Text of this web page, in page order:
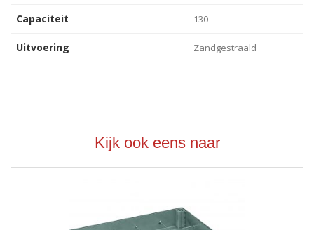
Capaciteit 130
Uitvoering Zandgestraald
Kijk ook eens naar